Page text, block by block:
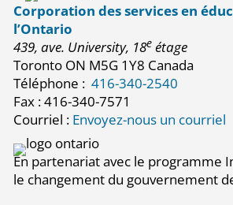
Corporation des services en
l’Ontario
439, ave. University, 18e étage
Toronto ON M5G 1Y8 Canada
Téléphone : 416-340-2540
Fax : 416-340-7571
Courriel : Envoyez-nous un courriel
En partenariat avec le programme
le changement du gouvernement